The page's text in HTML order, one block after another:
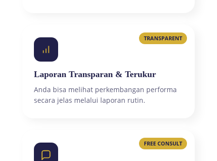
TRANSPARENT
Laporan Transparan & Terukur
Anda bisa melihat perkembangan performa
secara jelas melalui laporan rutin.
FREE CONSULT